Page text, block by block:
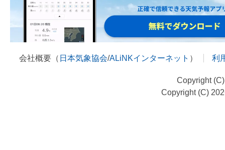
会社概要（ 日本気象協会/ALiNKインターネット ） 利
Copyright
Copyright (C)